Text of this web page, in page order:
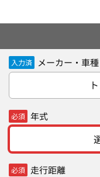
入力済 メーカー・車種
必須 年式
必須 走行距離